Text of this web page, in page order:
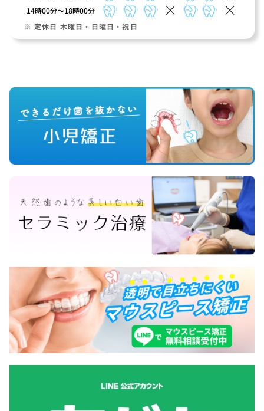
14時00分～18時00分
※ 定休日 木曜日・日曜日・祝日